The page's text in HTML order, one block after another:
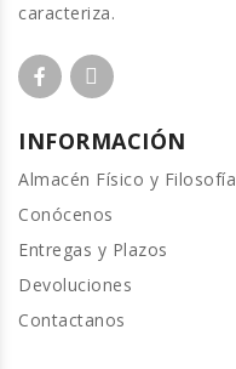
caracteriza.
INFORMACIÓN
Almacén Físico y Filosofía
Conócenos
Entregas y Plazos
Devoluciones
Contactanos